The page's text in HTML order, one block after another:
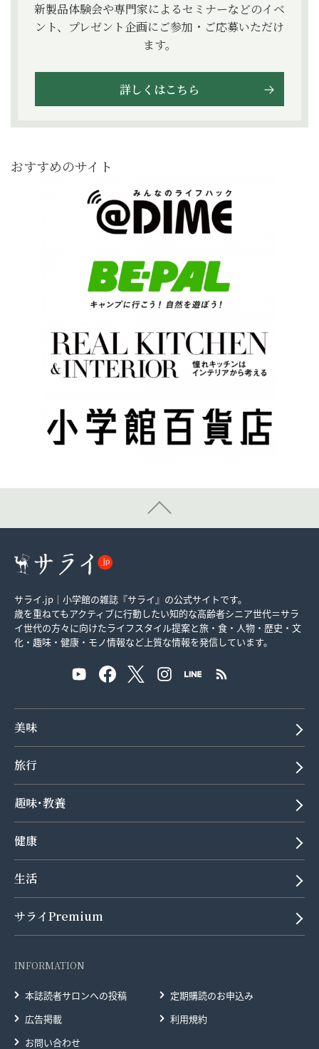
新製品体験会や専門家によるセミナーなどのイベ
ント、プレゼント企画にご参加・ご応募いただけ
ます。
詳しくはこちら
おすすめのサイト
サライ.jp｜小学館の雑誌『サライ』の公式サイトです。
歳を重ねてもアクティブに行動したい知的な高齢者シニア世代＝サラ
イ世代の方々に向けたライフスタイル提案と旅・食・人物・歴史・文
化・趣味・健康・モノ情報など上質な情報を発信しています。
美味
旅行
趣味･教養
健康
生活
サライPremium
INFORMATION
本誌読者サロンへの投稿
定期購読のお申込み
広告掲載
利用規約
お問い合わせ